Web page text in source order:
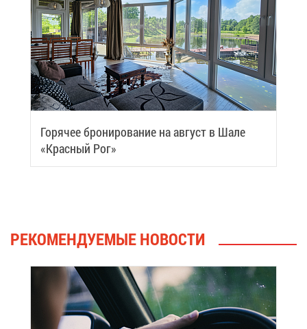
Го­ря­чее бро­ни­ро­ва­ние на ав­густ в Ша­ле
«Крас­ный Рог»
РЕ­КО­МЕН­ДУ­Е­МЫЕ НО­ВО­СТИ